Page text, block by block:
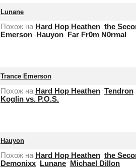
Lunane
Похож на Hard Hop Heathen the
Emerson
Hauyon Far Fr0m N0rmal
Trance Emerson
Похож на Hard Hop Heathen Tendron
Koglin vs. P.O.S.
Hauyon
Похож на Hard Hop Heathen the
Demonixx
Lunane Michael Dillon